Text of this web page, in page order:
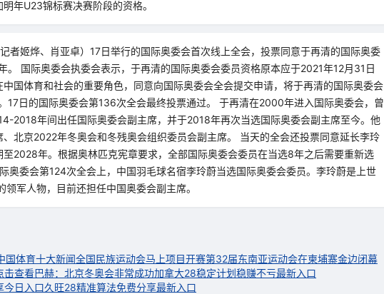
年U23锦标赛决赛阶段的资格。
者姬烨、肖亚卓）17日举行的国际奥委会首次线上全会，投票同意于再清的国际奥委
。 国际奥委会执委会表示，于再清的国际奥委会委员资格原本应于2021年12月31日
国体育和社会的重要角色，同意向国际奥委会全会提交申请，将于再清的国际奥委会
17日的国际奥委会第136次全会最终投票通过。 于再清在2000年进入国际奥委会，曾
2018年间出任国际奥委会副主席，并于2018年再次当选国际奥委会副主席至今。他
北京2022年冬奥会和冬残奥会组织委员会副主席。 当天的全会还投票同意延长李玲
2028年。根据奥林匹克宪章要求，全部国际奥委会委员在当选8年之后需要重新选
奥委会第124次全会上，中国羽毛球名宿李玲蔚当选国际奥委会委员。李玲蔚是上世
军人物，目前还担任中国奥委会副主席。
国体育十大新闻全国民族运动会马上项目开赛第32届东南亚运动会在柬埔寨金边闭幕
击查看巴赫：北京冬奥会非常成功加拿大28稳定计划稳赚不亏最新入口
今日入口久旺28精准算法免费分享最新入口